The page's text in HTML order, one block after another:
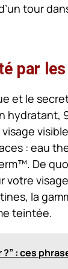
tour
par
et le
: eau
De
votre
la
teintée.
: ces